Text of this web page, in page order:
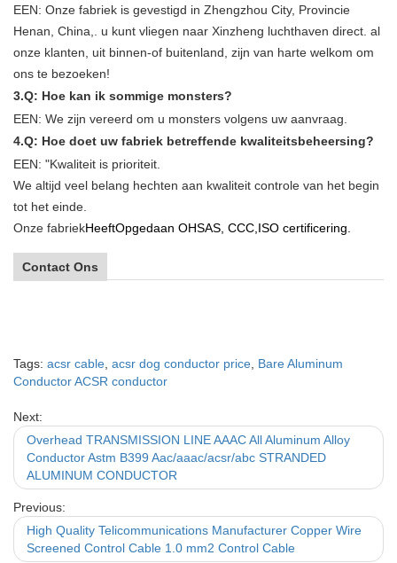
EEN: Onze fabriek is gevestigd in Zhengzhou City, Provincie
Henan, China,. u kunt vliegen naar Xinzheng luchthaven direct. al
onze klanten, uit binnen-of buitenland, zijn van harte welkom om
ons te bezoeken!
3.Q: Hoe kan ik sommige monsters?
EEN: We zijn vereerd om u monsters volgens uw aanvraag.
4.Q: Hoe doet uw fabriek betreffende kwaliteitsbeheersing?
EEN: "Kwaliteit is prioriteit.
We altijd veel belang hechten aan kwaliteit controle van het begin
tot het einde.
Onze fabriekHeeftOpgedaan OHSAS, CCC,ISO certificering.
Contact Ons
Tags: acsr cable acsr dog conductor price Bare Aluminum
Conductor ACSR conductor
Next:
Overhead TRANSMISSION LINE AAAC All Aluminum Alloy
Conductor Astm B399 Aac/aaac/acsr/abc STRANDED
ALUMINUM CONDUCTOR
Previous:
High Quality Telicommunications Manufacturer Copper Wire
Screened Control Cable 1.0 mm2 Control Cable